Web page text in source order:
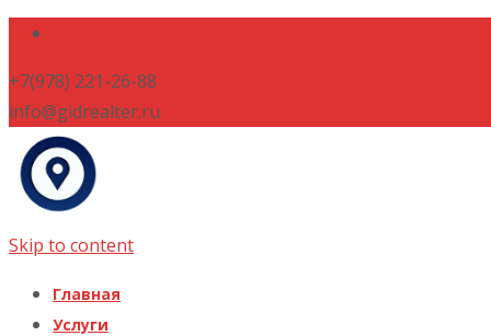
+7(978) 221-26-88
info@gidrealter.ru
Skip to content
Главная
Услуги